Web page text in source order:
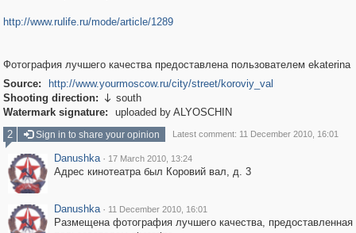
http://www.rulife.ru/mode/article/1289
Фотография лучшего качества предоставлена пользователем ekaterina
Source:
http://www.yourmoscow.ru/city/street/koroviy_val
Shooting direction:  south
Watermark signature:
uploaded by ALYOSCHIN
2
Sign in to share your opinion Latest comment: 11 December 2010, 16:01
Danushka · 17 March 2010, 13:24
Адрес кинотеатра был Коровий вал, д. 3
Danushka · 11 December 2010, 16:01
Размещена фотография лучшего качества, предоставленная